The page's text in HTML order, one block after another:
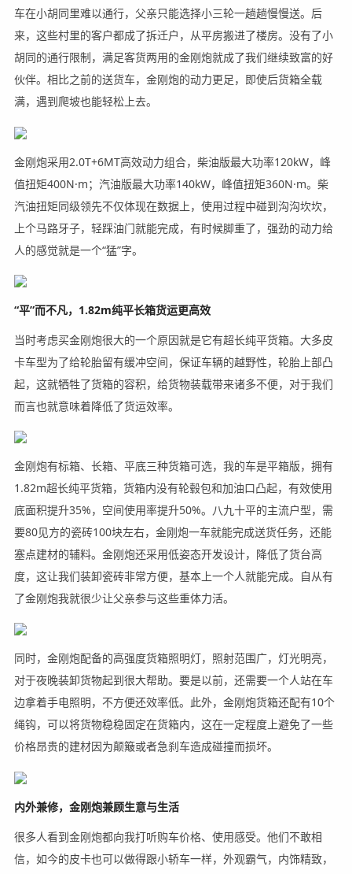
车在小胡同里难以通行，父亲只能选择小三轮一趟趟慢慢送。后
来，这些村里的客户都成了拆迁户，从平房搬进了楼房。没有了小
胡同的通行限制，满足客货两用的金刚炮就成了我们继续致富的好
伙伴。相比之前的送货车，金刚炮的动力更足，即使后货箱全载
满，遇到爬坡也能轻松上去。
金刚炮采用2.0T+6MT高效动力组合，柴油版最大功率120kW，峰
值扭矩400N·m；汽油版最大功率140kW，峰值扭矩360N·m。柴
汽油扭矩同级领先不仅体现在数据上，使用过程中碰到沟沟坎坎，
上个马路牙子，轻踩油门就能完成，有时候脚重了，强劲的动力给
人的感觉就是一个“猛”字。
“平”而不凡，1.82m纯平长箱货运更高效
当时考虑买金刚炮很大的一个原因就是它有超长纯平货箱。大多皮
卡车型为了给轮胎留有缓冲空间，保证车辆的越野性，轮胎上部凸
起，这就牺牲了货箱的容积，给货物装载带来诸多不便，对于我们
而言也就意味着降低了货运效率。
金刚炮有标箱、长箱、平底三种货箱可选，我的车是平箱版，拥有
1.82m超长纯平货箱，货箱内没有轮毂包和加油口凸起，有效使用
底面积提升35%，空间使用率提升50%。八九十平的主流户型，需
要80见方的瓷砖100块左右，金刚炮一车就能完成送货任务，还能
塞点建材的辅料。金刚炮还采用低姿态开发设计，降低了货台高
度，这让我们装卸瓷砖非常方便，基本上一个人就能完成。自从有
了金刚炮我就很少让父亲参与这些重体力活。
同时，金刚炮配备的高强度货箱照明灯，照射范围广，灯光明亮，
对于夜晚装卸货物起到很大帮助。要是以前，还需要一个人站在车
边拿着手电照明，不方便还效率低。此外，金刚炮货箱还配有10个
绳钩，可以将货物稳稳固定在货箱内，这在一定程度上避免了一些
价格昂贵的建材因为颠簸或者急刹车造成碰撞而损坏。
内外兼修，金刚炮兼顾生意与生活
很多人看到金刚炮都向我打听购车价格、使用感受。他们不敢相
信，如今的皮卡也可以做得跟小轿车一样，外观霸气，内饰精致，